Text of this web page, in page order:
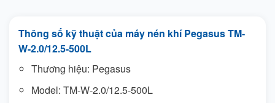
Thông số kỹ thuật của máy nén khí Pegasus TM-
W-2.0/12.5-500L
Thương hiệu: Pegasus
Model: TM-W-2.0/12.5-500L